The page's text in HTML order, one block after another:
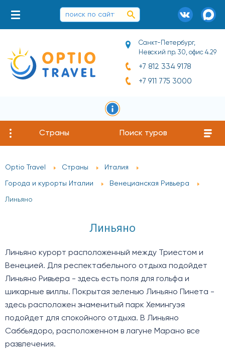
Санкт-Петербург,
Невский пр. 30, офис 4.29
+7 812 334 9178
+7 911 775 3000
Страны Поиск туров
Optio Travel Страны Италия
Города и курорты Италии Венецианская Ривьера
Линьяно
Линьяно
Линьяно курорт расположенный между Триестом и
Венецией. Для респектабельного отдыха подойдет
Линьяно Ривьера - здесь есть поля для гольфа и
шикарные виллы. Покрытая зеленью Линьяно Пинета -
здесь расположен знаменитый парк Хемингуэя
подойдет для спокойного отдыха. В Линьяно
Саббьядоро, расположенном в лагуне Марано все
развлечения.